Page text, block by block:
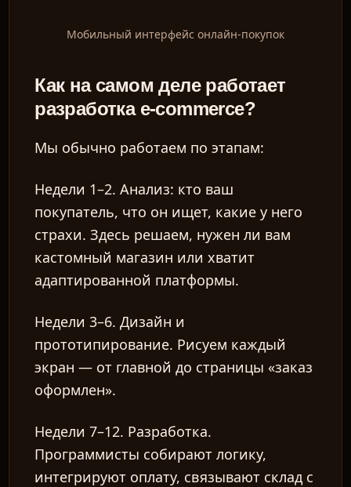
Мобильный интерфейс онлайн-покупок
Как на самом деле работает
разработка e-commerce?
Мы обычно работаем по этапам:
Недели 1–2. Анализ: кто ваш
покупатель, что он ищет, какие у него
страхи. Здесь решаем, нужен ли вам
кастомный магазин или хватит
адаптированной платформы.
Недели 3–6. Дизайн и
прототипирование. Рисуем каждый
экран — от главной до страницы «заказ
оформлен».
Недели 7–12. Разработка.
Программисты собирают логику,
интегрируют оплату, связывают склад с